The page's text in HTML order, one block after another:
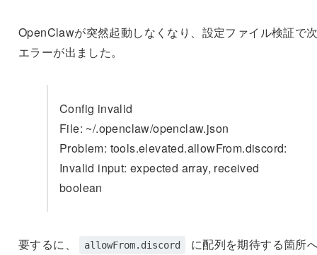
OpenClawが突然起動しなくなり、設定ファイル検証で
エラーが出ました。
Config invalid
File: ~/.openclaw/openclaw.json
Problem: tools.elevated.allowFrom.discord:
Invalid input: expected array, received
boolean
要するに、 allowFrom.discord に配列を期待する箇所